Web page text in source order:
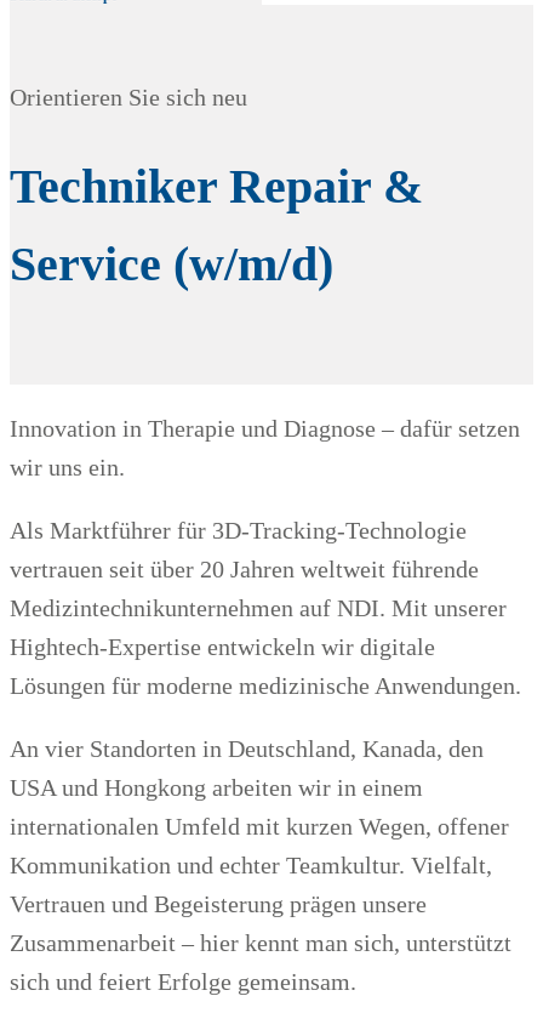
Orientieren Sie sich neu
Techniker Repair &
Service (w/m/d)
Innovation in Therapie und Diagnose – dafür setzen
wir uns ein.
Als Marktführer für 3D-Tracking-Technologie
vertrauen seit über 20 Jahren weltweit führende
Medizintechnikunternehmen auf NDI. Mit unserer
Hightech-Expertise entwickeln wir digitale
Lösungen für moderne medizinische Anwendungen.
An vier Standorten in Deutschland, Kanada, den
USA und Hongkong arbeiten wir in einem
internationalen Umfeld mit kurzen Wegen, offener
Kommunikation und echter Teamkultur. Vielfalt,
Vertrauen und Begeisterung prägen unsere
Zusammenarbeit – hier kennt man sich, unterstützt
sich und feiert Erfolge gemeinsam.